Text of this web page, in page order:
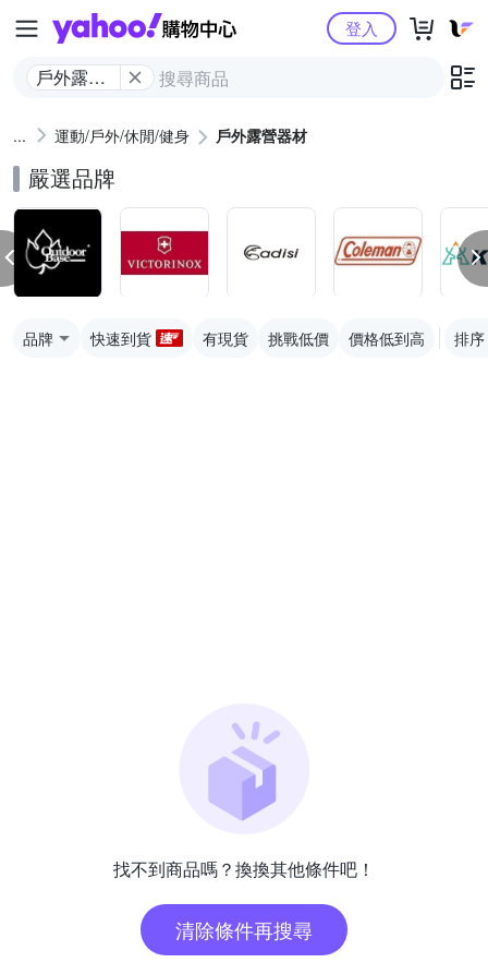
Yahoo購物中心
戶外露營
登入
運動/戶外/休閒/健身 戶外露營器材
嚴選品牌
品牌 快速到貨 有現貨 挑戰低價 價格低到高 排序
找不到商品嗎？換換其他條件吧！
清除條件再搜尋